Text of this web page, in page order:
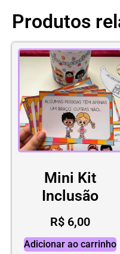
Produtos
Mini Kit
Inclusão
R$6,00
Adicionar ao carrinho